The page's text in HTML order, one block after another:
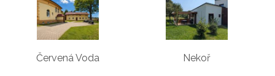
Červená Voda
Pastvinské přehrady
Nekoř